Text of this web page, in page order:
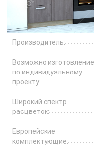
Смесители
Главная
О компании
Скидки
Производитель:
Возможно изготовление
по индивидуальному
проекту:
Широкий спектр
расцветок:
Европейские
комплектующие: